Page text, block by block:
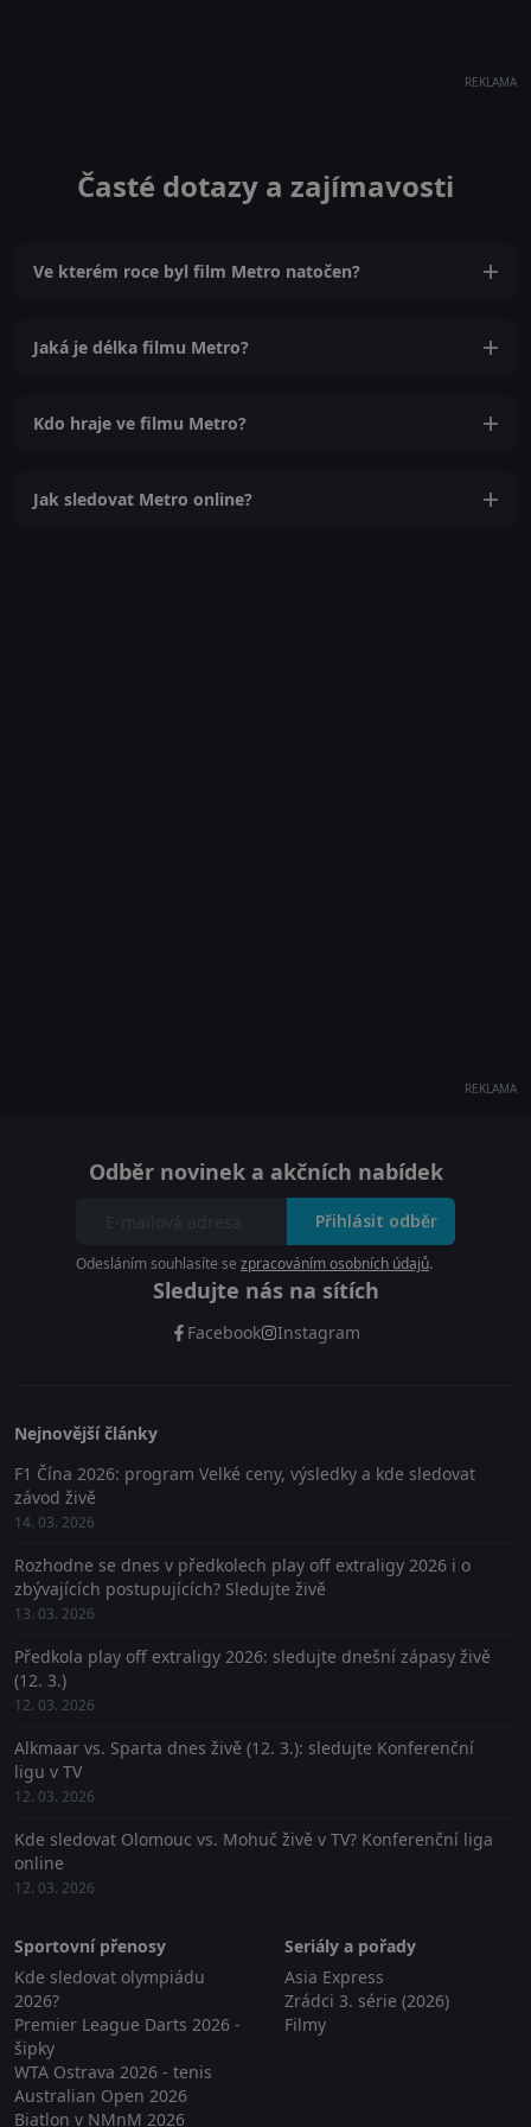
REKLAMA
Časté dotazy a zajímavosti
Ve kterém roce byl film Metro natočen?
Jaká je délka filmu Metro?
Kdo hraje ve filmu Metro?
Jak sledovat Metro online?
REKLAMA
Odběr novinek a akčních nabídek
Přihlásit odběr
Odesláním souhlasíte se zpracováním osobních údajů.
Sledujte nás na sítích
Facebook Instagram
Nejnovější články
F1 Čína 2026: program Velké ceny, výsledky a kde sledovat
závod živě
14. 03. 2026
Rozhodne se dnes v předkolech play off extraligy 2026 i o
zbývajících postupujících? Sledujte živě
13. 03. 2026
Předkola play off extraligy 2026: sledujte dnešní zápasy živě
(12. 3.)
12. 03. 2026
Alkmaar vs. Sparta dnes živě (12. 3.): sledujte Konferenční
ligu v TV
12. 03. 2026
Kde sledovat Olomouc vs. Mohuč živě v TV? Konferenční liga
online
12. 03. 2026
Sportovní přenosy
Kde sledovat olympiádu
2026?
Premier League Darts 2026 -
šipky
WTA Ostrava 2026 - tenis
Australian Open 2026
Biatlon v NMnM 2026
Seriály a pořady
Asia Express
Zrádci 3. série (2026)
Filmy